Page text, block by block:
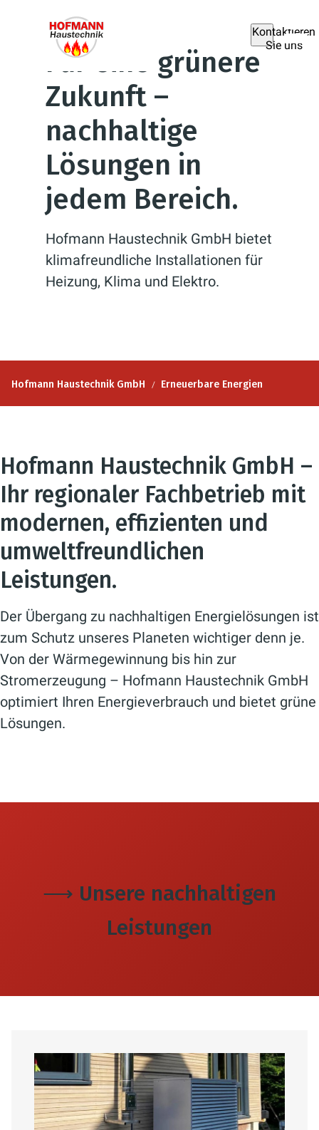
Kontaktieren
Sie uns
Für eine grünere
Zukunft –
nachhaltige
Lösungen in
jedem Bereich.
Hofmann Haustechnik GmbH bietet
klimafreundliche Installationen für
Heizung, Klima und Elektro.
Hofmann Haustechnik GmbH Erneuerbare Energien
Hofmann Haustechnik GmbH –
Ihr regionaler Fachbetrieb mit
modernen, effizienten und
umweltfreundlichen
Leistungen.
Der Übergang zu nachhaltigen Energielösungen ist
zum Schutz unseres Planeten wichtiger denn je.
Von der Wärmegewinnung bis hin zur
Stromerzeugung – Hofmann Haustechnik GmbH
optimiert Ihren Energieverbrauch und bietet grüne
Lösungen.
⟶ Unsere nachhaltigen
Leistungen